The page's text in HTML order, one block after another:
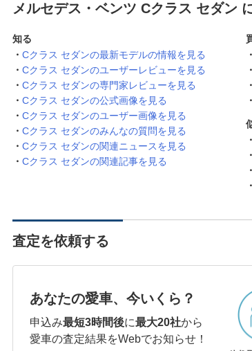
メルセデス・ベンツ Cクラス セダン
知る
Cクラス セダンの最新モデルの情報を見る
Cクラス セダンのユーザーレビューを見る
Cクラス セダンの専門家レビューを見る
Cクラス セダンの公式画像を見る
Cクラス セダンのユーザー画像を見る
Cクラス セダンのみんなの質問を見る
Cクラス セダンの関連ニュースを見る
Cクラス セダンの関連記事を見る
査定を依頼する
あなたの愛車、今いくら？
申込み最短3時間後に最大20社から
愛車の査定結果をWebでお知らせ！